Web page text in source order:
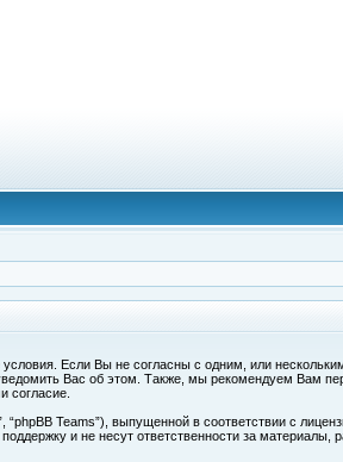
Если Вы не согласны с одним, или
Вас об этом. Также, мы рекомендуем Вам
согласие.
Teams”), выпущенной в соответствии с
поддержку и не несут ответственности за